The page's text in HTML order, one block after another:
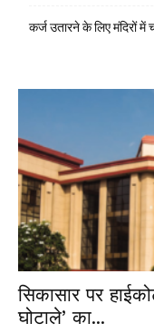
कर्ज उतारने के लिए मंदिरों में
सिकासार पर
घोटाले’ का...